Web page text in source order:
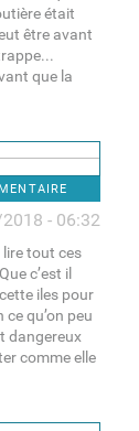
était
être avant
que la
- 06:32
lire tout ces
c’est il
iles pour
qu’on peu
dangereux
comme elle